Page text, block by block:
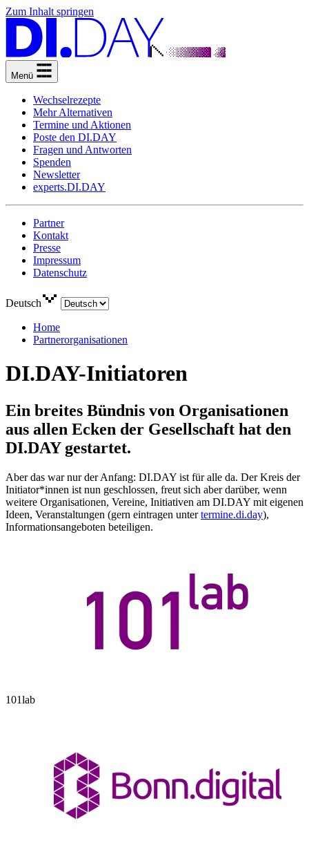
Zum Inhalt springen
Menü
Wechselrezepte
Mehr Alternativen
Termine und Aktionen
Poste den DI.DAY
Fragen und Antworten
Spenden
Newsletter
experts.DI.DAY
Partner
Kontakt
Presse
Impressum
Datenschutz
Deutsch
Home
Partnerorganisationen
DI.DAY-Initiatoren
Ein breites Bündnis von Organisationen
aus allen Ecken der Gesellschaft hat den
DI.DAY gestartet.
Aber das war nur der Anfang: DI.DAY ist für alle da. Der Kreis der
Initiator*innen ist nun geschlossen, freut sich aber darüber, wenn
weitere Organisationen, Vereine, Initiativen am DI.DAY mit eigenen
Ideen, Veranstaltungen (gern eintragen untertermine.di.day),
Informationsangeboten beteiligen.
101lab